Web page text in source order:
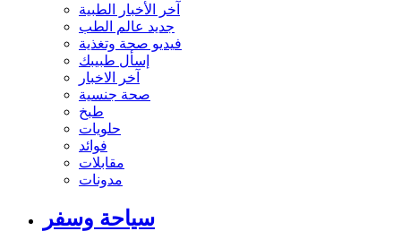
آخر الأخبار الطبية
جديد عالم الطب
فيديو صحة وتغذية
إسأل طبيبك
آخر الاخبار
صحة جنسية
طبخ
حلويات
فوائد
مقابلات
مدونات
سياحة وسفر